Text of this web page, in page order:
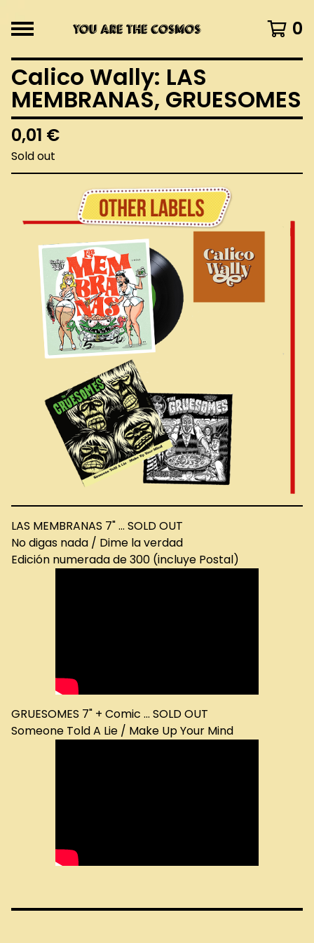
0
Calico Wally: LAS
MEMBRANAS, GRUESOMES
0,01 €
Sold out
LAS MEMBRANAS 7" ... SOLD OUT
No digas nada / Dime la verdad
Edición numerada de 300 (incluye Postal)
GRUESOMES 7" + Comic ... SOLD OUT
Someone Told A Lie / Make Up Your Mind